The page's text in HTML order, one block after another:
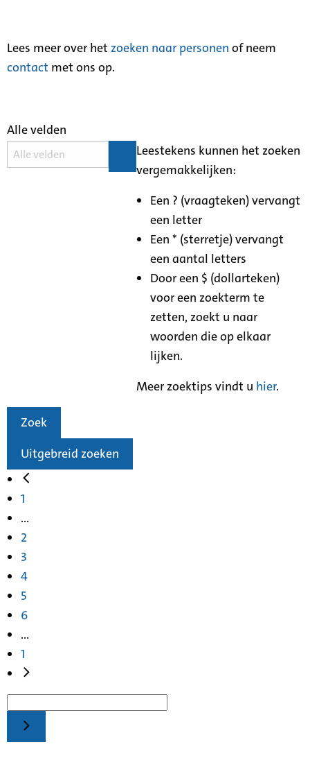
Lees meer over het zoeken naar personen of neem
contact met ons op.
Alle velden
Leestekens kunnen het zoeken
vergemakkelijken:
Een ? (vraagteken) vervangt
een letter
Een * (sterretje) vervangt
een aantal letters
Door een $ (dollarteken)
voor een zoekterm te
zetten, zoekt u naar
woorden die op elkaar
lijken.
Meer zoektips vindt u hier.
Zoek
Uitgebreid zoeken
1
...
2
3
4
5
6
...
1